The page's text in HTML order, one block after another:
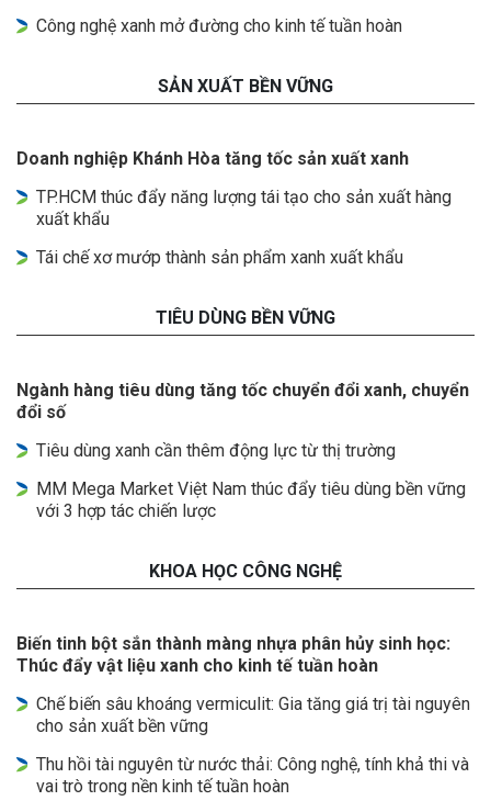
Công nghệ xanh mở đường cho kinh tế tuần hoàn
SẢN XUẤT BỀN VỮNG
Doanh nghiệp Khánh Hòa tăng tốc sản xuất xanh
TP.HCM thúc đẩy năng lượng tái tạo cho sản xuất hàng
xuất khẩu
Tái chế xơ mướp thành sản phẩm xanh xuất khẩu
TIÊU DÙNG BỀN VỮNG
Ngành hàng tiêu dùng tăng tốc chuyển đổi xanh, chuyển
đổi số
Tiêu dùng xanh cần thêm động lực từ thị trường
MM Mega Market Việt Nam thúc đẩy tiêu dùng bền vững
với 3 hợp tác chiến lược
KHOA HỌC CÔNG NGHỆ
Biến tinh bột sắn thành màng nhựa phân hủy sinh học:
Thúc đẩy vật liệu xanh cho kinh tế tuần hoàn
Chế biến sâu khoáng vermiculit: Gia tăng giá trị tài nguyên
cho sản xuất bền vững
Thu hồi tài nguyên từ nước thải: Công nghệ, tính khả thi và
vai trò trong nền kinh tế tuần hoàn